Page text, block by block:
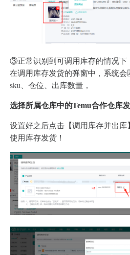
③正常识别到可调用库存的情况下
在调用库存发货的弹窗中，系统会
sku、仓位、出库数量，
选择所属仓库中的Temu合作仓库
设置好之后点击【调用库存并出
使用库存发货！